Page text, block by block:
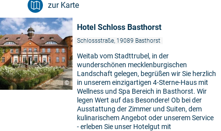
zur Karte
©
Hotel Schloss Basthorst
Schlossstraße, 19089 Basthorst
Weitab vom Stadttrubel, in der
wunderschönen mecklenburgischen
Landschaft gelegen, begrüßen wir Sie herzlich
in unserem einzigartigen 4-Sterne-Haus mit
Wellness und Spa Bereich in Basthorst. Wir
legen Wert auf das Besondere! Ob bei der
Ausstattung der Zimmer und Suiten, dem
kulinarischem Angebot oder unserem Service
- erleben Sie unser Hotelgut mit